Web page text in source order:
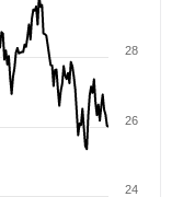
24
26
28